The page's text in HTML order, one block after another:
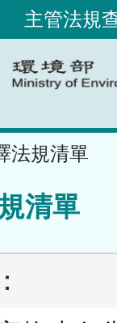
主管法規
法規清單
清單